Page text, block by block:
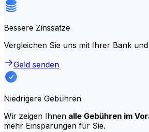
Bessere Zinssätze
Vergleichen Sie uns mit Ihrer Bank
Geld senden
Niedrigere Gebühren
Wir zeigen Ihnen alle Gebühren im
mehr Einsparungen für Sie.